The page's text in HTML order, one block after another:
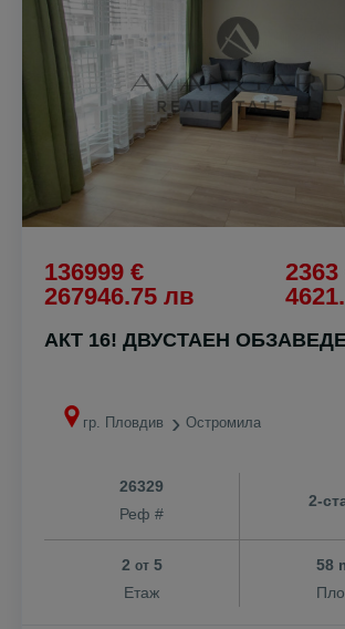
136999 €
267946.75 лв
2363
АКТ 16! ДВУСТАЕН
гр. Пловдив Остромила
26329
Реф #
2-
2 от5
Етаж
58